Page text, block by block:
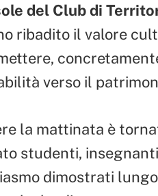
del Club di
ribadito il valore
verso il
la mattinata è
studenti,
dimostrati